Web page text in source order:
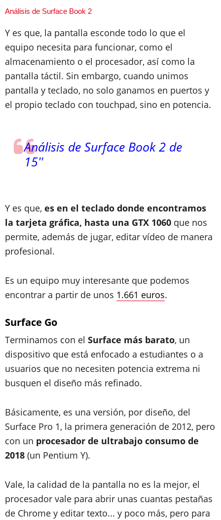
Análisis de Surface Book 2
Y es que, la pantalla esconde todo lo que el
equipo necesita para funcionar, como el
almacenamiento o el procesador, así como la
pantalla táctil. Sin embargo, cuando unimos
pantalla y teclado, no solo ganamos en puertos y
el propio teclado con touchpad, sino en potencia.
Análisis de Surface Book 2 de
15''
Y es que, es en el teclado donde encontramos
la tarjeta gráfica, hasta una GTX 1060 que nos
permite, además de jugar, editar vídeo de manera
profesional.
Es un equipo muy interesante que podemos
encontrar a partir de unos 1.661 euros.
Surface Go
Terminamos con el Surface más barato, un
dispositivo que está enfocado a estudiantes o a
usuarios que no necesiten potencia extrema ni
busquen el diseño más refinado.
Básicamente, es una versión, por diseño, del
Surface Pro 1, la primera generación de 2012, pero
con un procesador de ultrabajo consumo de
2018 (un Pentium Y).
Vale, la calidad de la pantalla no es la mejor, el
procesador vale para abrir unas cuantas pestañas
de Chrome y editar texto... y poco más, pero para